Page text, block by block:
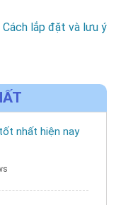
lắp đặt và lưu ý
nhất hiện nay